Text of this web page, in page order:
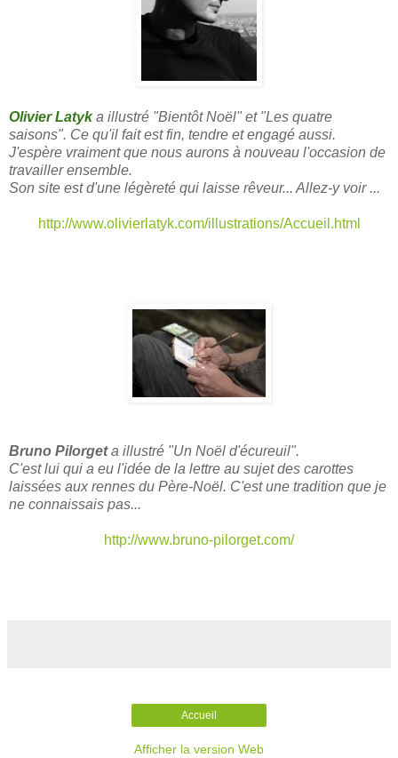
Olivier Latyka illustré "Bientôt Noël" et "Les quatre
saisons". Ce qu'il fait est fin, tendre et engagé aussi.
J'espère vraiment que nous aurons à nouveau l'occasion de
travailler ensemble.
Son site est d'une légèreté qui laisse rêveur... Allez-y voir ...
http://www.olivierlatyk.com/illustrations/Accueil.html
Bruno Pilorgeta illustré "Un Noël d'écureuil".
C'est lui qui a eu l'idée de la lettre au sujet des carottes
laissées aux rennes du Père-Noël. C'est une tradition que je
ne connaissais pas...
http://www.bruno-pilorget.com/
Accueil
Afficher la version Web